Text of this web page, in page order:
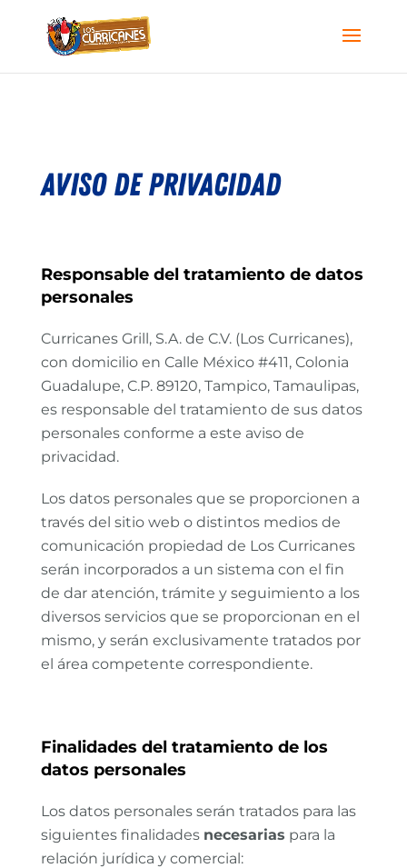
AVISO DE PRIVACIDAD
Responsable del tratamiento de datos
personales
Curricanes Grill, S.A. de C.V. (Los Curricanes),
con domicilio en Calle México #411, Colonia
Guadalupe, C.P. 89120, Tampico, Tamaulipas,
es responsable del tratamiento de sus datos
personales conforme a este aviso de
privacidad.
Los datos personales que se proporcionen a
través del sitio web o distintos medios de
comunicación propiedad de Los Curricanes
serán incorporados a un sistema con el fin
de dar atención, trámite y seguimiento a los
diversos servicios que se proporcionan en el
mismo, y serán exclusivamente tratados por
el área competente correspondiente.
Finalidades del tratamiento de los
datos personales
Los datos personales serán tratados para las
siguientes finalidades necesarias para la
relación jurídica y comercial: